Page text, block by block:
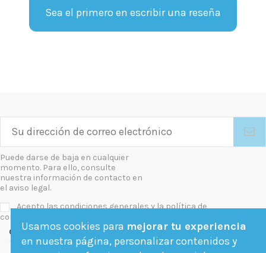
Sea el primero en escribir una reseña
Puede darse de baja en cualquier
momento. Para ello, consulte
nuestra información de contacto en
el aviso legal.
Acepto las condiciones generales y la política de
confidencialidad
Contact us
Usamos cookies para mejorar tu experiencia
en nuestra página, personalizar contenidos y